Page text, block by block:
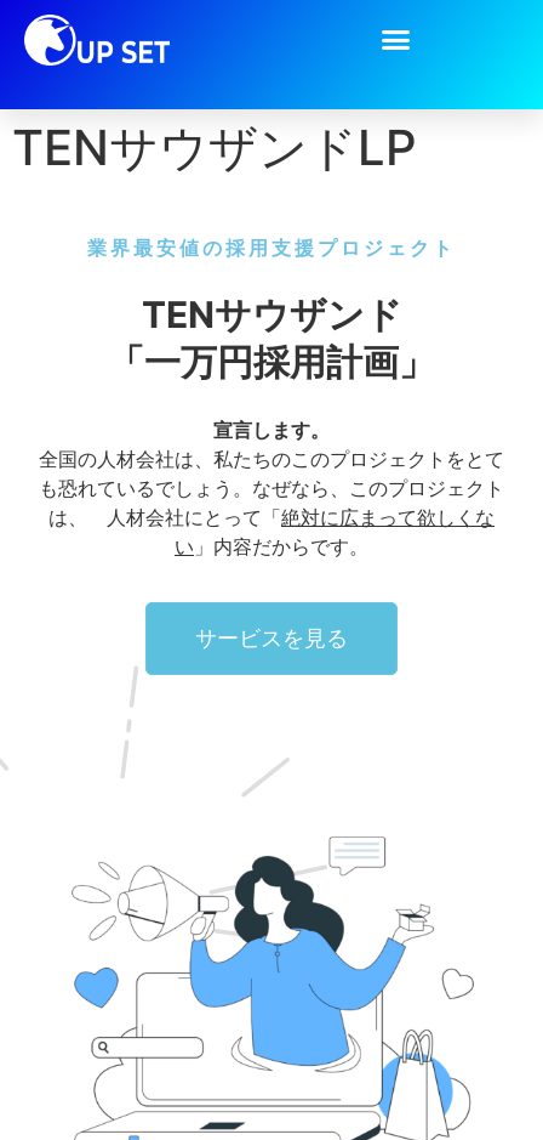
TENサウザンドLP
業界最安値の採用支援プロジェクト
TENサウザンド
「一万円採用計画」
宣言します。
全国の人材会社は、私たちのこのプロジェクトをとて
も恐れているでしょう。なぜなら、このプロジェクト
は、 人材会社にとって「絶対に広まって欲しくな
い 」内容だからです。
サービスを見る